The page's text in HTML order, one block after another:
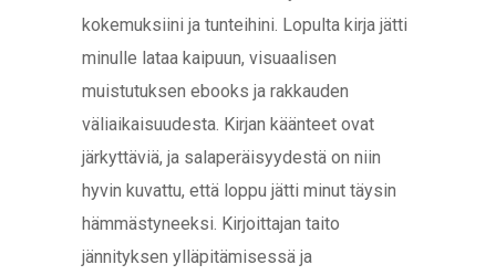
kokemuksiini ja tunteihini. Lopulta kirja jätti
minulle lataa kaipuun, visuaalisen
muistutuksen ebooks ja rakkauden
väliaikaisuudesta. Kirjan käänteet ovat
järkyttäviä, ja salaperäisyydestä on niin
hyvin kuvattu, että loppu jätti minut täysin
hämmästyneeksi. Kirjoittajan taito
jännityksen ylläpitämisessä ja